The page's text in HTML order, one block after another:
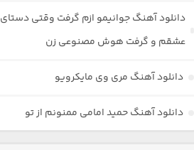
دانلود آهنگ جوانیمو ازم گرفت وقتی دستای
عشقم و گرفت هوش مصنوعی زن
دانلود آهنگ مری وی مایکرویو
دانلود آهنگ حمید امامی ممنونم از تو